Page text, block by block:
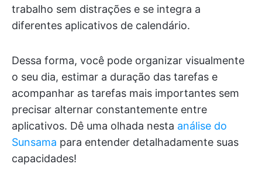
trabalho sem distrações e se integra a
diferentes aplicativos de calendário.
Dessa forma, você pode organizar visualmente
o seu dia, estimar a duração das tarefas e
acompanhar as tarefas mais importantes sem
precisar alternar constantemente entre
aplicativos. Dê uma olhada nesta análise do
Sunsama para entender detalhadamente suas
capacidades!